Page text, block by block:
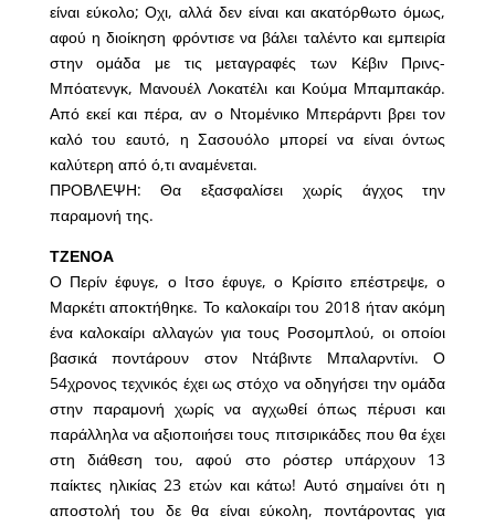
είναι εύκολο; Οχι, αλλά δεν είναι και ακατόρθωτο όμως,
αφού η διοίκηση φρόντισε να βάλει ταλέντο και εμπειρία
στην ομάδα με τις μεταγραφές των Κέβιν Πρινς-
Μπόατενγκ, Μανουέλ Λοκατέλι και Κούμα Μπαμπακάρ.
Από εκεί και πέρα, αν ο Ντομένικο Μπεράρντι βρει τον
καλό του εαυτό, η Σασουόλο μπορεί να είναι όντως
καλύτερη από ό,τι αναμένεται.
ΠΡΟΒΛΕΨΗ: Θα εξασφαλίσει χωρίς άγχος την
παραμονή της.
ΤΖΕΝΟΑ
Ο Περίν έφυγε, ο Ιτσο έφυγε, ο Κρίσιτο επέστρεψε, ο
Μαρκέτι αποκτήθηκε. Το καλοκαίρι του 2018 ήταν ακόμη
ένα καλοκαίρι αλλαγών για τους Ροσομπλού, οι οποίοι
βασικά ποντάρουν στον Ντάβιντε Μπαλαρντίνι. Ο
54χρονος τεχνικός έχει ως στόχο να οδηγήσει την ομάδα
στην παραμονή χωρίς να αγχωθεί όπως πέρυσι και
παράλληλα να αξιοποιήσει τους πιτσιρικάδες που θα έχει
στη διάθεση του, αφού στο ρόστερ υπάρχουν 13
παίκτες ηλικίας 23 ετών και κάτω! Αυτό σημαίνει ότι η
αποστολή του δε θα είναι εύκολη, ποντάροντας για